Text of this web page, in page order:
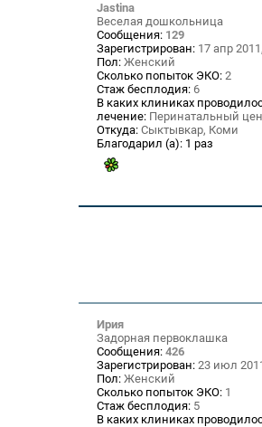
Jastina
Веселая дошкольница
Сообщения: 129
Зарегистрирован: 17 апр
Пол: Женский
Сколько попыток ЭКО: 2
Стаж бесплодия: 6
В каких клиниках
лечение: Перинатальный
Откуда: Сыктывкар, Коми
Благодарил (а): 1 раз
Ирия
Задорная первоклашка
Сообщения: 426
Зарегистрирован: 23 июл
Пол: Женский
Сколько попыток ЭКО: 1
Стаж бесплодия: 5
В каких клиниках